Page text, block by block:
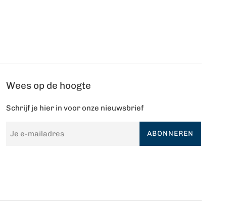
Wees op de hoogte
Schrijf je hier in voor onze nieuwsbrief
ABONNEREN